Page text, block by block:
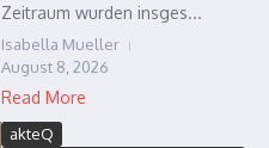
Zeitraum wurden insges...
Isabella Mueller
August 8, 2026
Read More
akteQ